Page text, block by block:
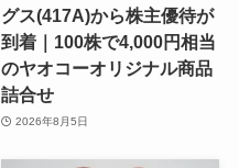
グス(417A)から株主優待が
到着｜100株で4,000円相当
のヤオコーオリジナル商品
詰合せ
2026年8月5日